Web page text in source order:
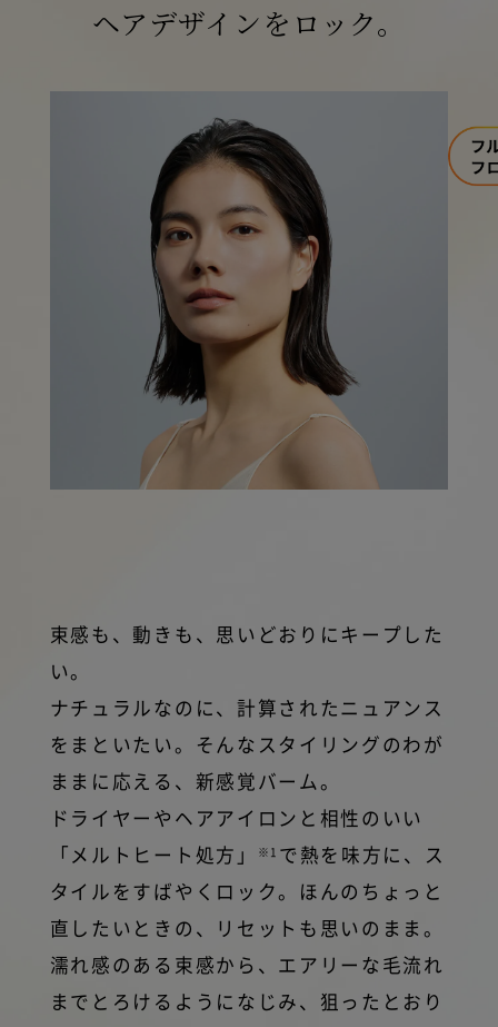
ヘアデザインをロック。
束感も、動きも、思いどおりにキープした
い。
ナチュラルなのに、計算されたニュアンス
をまといたい。そんなスタイリングのわが
ままに応える、新感覚バーム。
ドライヤーやヘアアイロンと相性のいい
「メルトヒート処方」
※1 で熱を味方に、ス
タイルをすばやくロック。ほんのちょっと
直したいときの、リセットも思いのまま。
濡れ感のある束感から、エアリーな毛流れ
までとろけるようになじみ、狙ったとおり